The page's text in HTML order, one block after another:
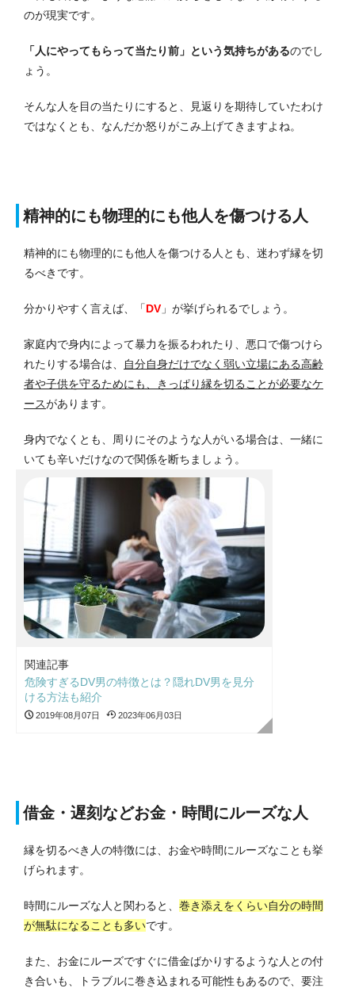
のが現実です。
「人にやってもらって当たり前」という気持ちがあるのでし
ょう。
そんな人を目の当たりにすると、見返りを期待していたわけ
ではなくとも、なんだか怒りがこみ上げてきますよね。
精神的にも物理的にも他人を傷つける人
精神的にも物理的にも他人を傷つける人とも、迷わず縁を切
るべきです。
分かりやすく言えば、「DV 」が挙げられるでしょう。
家庭内で身内によって暴力を振るわれたり、悪口で傷つけら
れたりする場合は、
自分自身だけでなく弱い立場にある高齢
者や子供を守るためにも、きっぱり縁を切ることが必要なケ
ースがあります。
身内でなくとも、周りにそのような人がいる場合は、一緒に
いても辛いだけなので関係を断ちましょう。
関連記事
危険すぎるDV男の特徴とは？隠れDV男を見分
ける方法も紹介
2019年08月07日 2023年06月03日
借金・遅刻などお金・時間にルーズな人
縁を切るべき人の特徴には、お金や時間にルーズなことも挙
げられます。
時間にルーズな人と関わると、 巻き添えをくらい自分の時間
が無駄になることも多いです。
また、お金にルーズですぐに借金ばかりするような人との付
き合いも、トラブルに巻き込まれる可能性もあるので、要注